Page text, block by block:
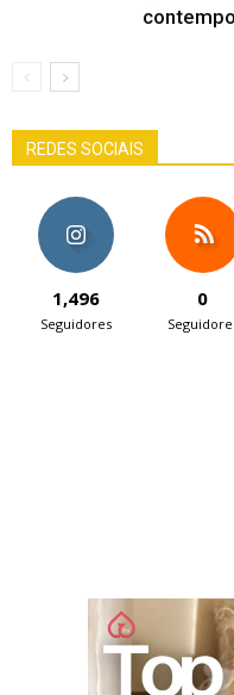
REDES SOCIAIS
1,496
Seguidores
0